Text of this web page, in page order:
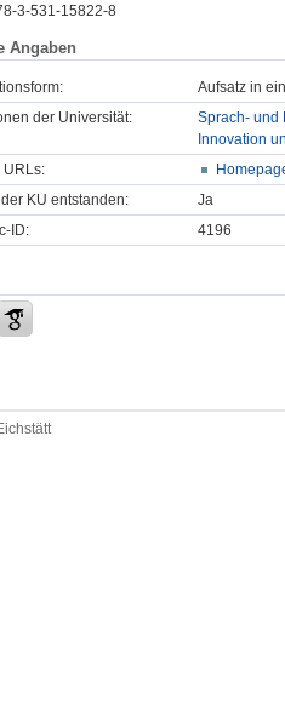
3-531-15822-8
Angaben
Aufsatz in
der Universität:
Sprach- und
Innovation
URLs:
KU entstanden:
Ja
ID:
4196